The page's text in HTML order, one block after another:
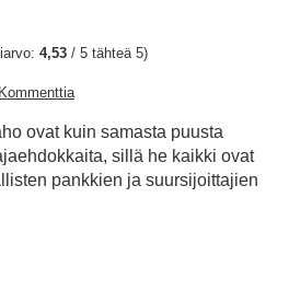
4,53 / 5 tähteä 5)
ovat kuin samasta puusta
sillä he kaikki ovat
pankkien ja suursijoittajien